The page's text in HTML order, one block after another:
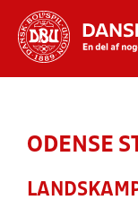
ODENSE